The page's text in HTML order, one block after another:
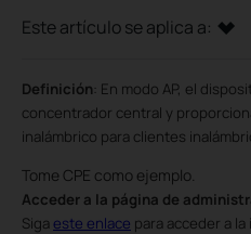
Este artículo se aplica a:
Definición: En modo AP, el
concentrador central y
inalámbrico para clientes
Tome CPE como ejemplo.
Acceder a la página de
Siga este enlace para acceder a